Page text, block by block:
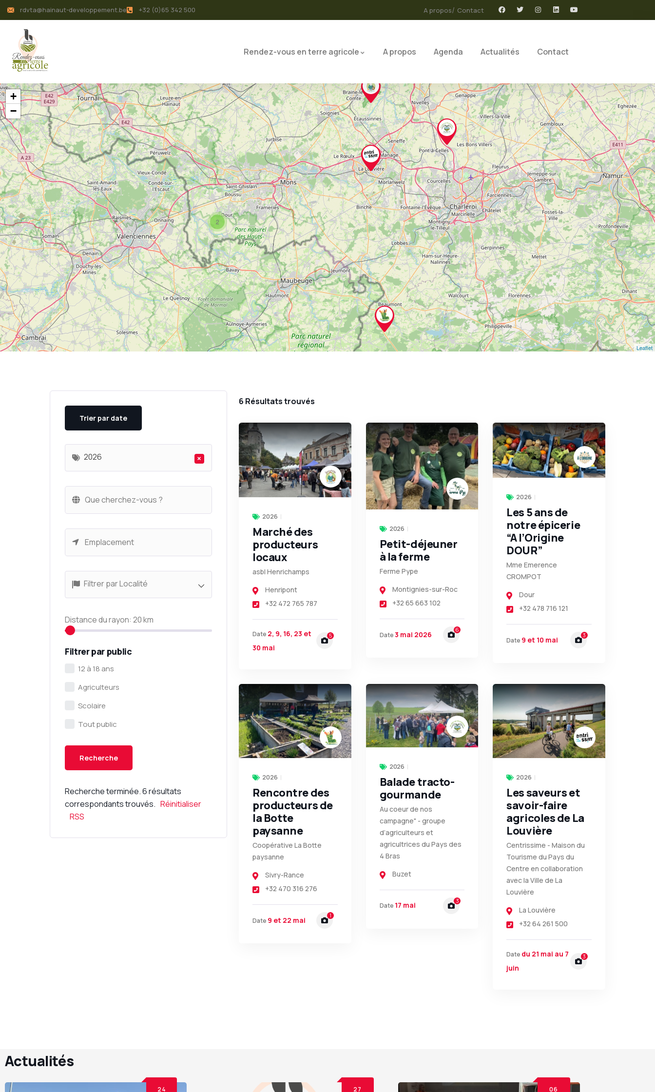
rdvta@hainaut-developpement.be +32 (0)65 342 500 A propos Contact
Rendez-vous en terre agricole A propos Agenda Actualités Contact
2
+
−
Leaflet
Trier par date
×
2026
Filtrer par Localité
Distance du rayon: 20km
Filtrer par public
12 à 18 ans
Agriculteurs
Scolaire
Tout public
Recherche terminée. 6 résultats
correspondants trouvés. Réinitialiser
RSS
6 Résultats trouvés
2026
Marché des
producteurs
locaux
asbl Henrichamps
Henripont
+32 472 765 787
Date 2, 9, 16, 23 et
30 mai
5
2026
Petit-déjeuner
à la ferme
Ferme Pype
Montignies-sur-Roc
+32 65 663 102
Date3 mai 2026 6
2026
Les 5 ans de
notre épicerie
“A l’Origine
DOUR”
Mme Emerence
CROMPOT
Dour
+32 478 716 121
Date 9 et 10 mai 3
2026
Rencontre des
producteurs de
la Botte
paysanne
Coopérative La Botte
paysanne
Sivry-Rance
+32 470 316 276
Date 9 et 22 mai 1
2026
Balade tracto-
gourmande
Au coeur de nos
campagne" - groupe
d’agriculteurs et
agricultrices du Pays des
4 Bras
Buzet
Date 17 mai 3
2026
Les saveurs et
savoir-faire
agricoles de La
Louvière
Centrissime - Maison du
Tourisme du Pays du
Centre en collaboration
avec la Ville de La
Louvière
La Louvière
+32 64 261 500
Date du 21 mai au 7
juin
3
Actualités
24
27
06